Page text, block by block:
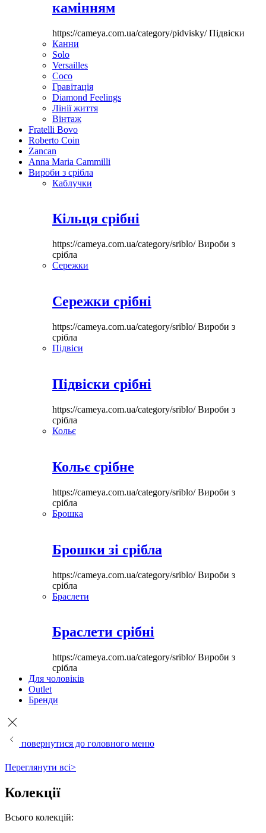
камінням
https://cameya.com.ua/category/pidvisky/Підвіски
Канни
Solo
Versailles
Coco
Гравітація
Diamond Feelings
Лінії життя
Вінтаж
Fratelli Bovo
Roberto Coin
Zancan
Anna Maria Cammilli
Вироби з срібла
Каблучки
Кільця срібні
https://cameya.com.ua/category/sriblo/Вироби з
срібла
Сережки
Сережки срібні
https://cameya.com.ua/category/sriblo/Вироби з
срібла
Підвіси
Підвіски срібні
https://cameya.com.ua/category/sriblo/Вироби з
срібла
Кольє
Кольє срібне
https://cameya.com.ua/category/sriblo/Вироби з
срібла
Брошка
Брошки зі срібла
https://cameya.com.ua/category/sriblo/Вироби з
срібла
Браслети
Браслети срібні
https://cameya.com.ua/category/sriblo/Вироби з
срібла
Для чоловіків
Outlet
Бренди
повернутися до головного меню
Переглянути всі>
Колекції
Всього колекцій: